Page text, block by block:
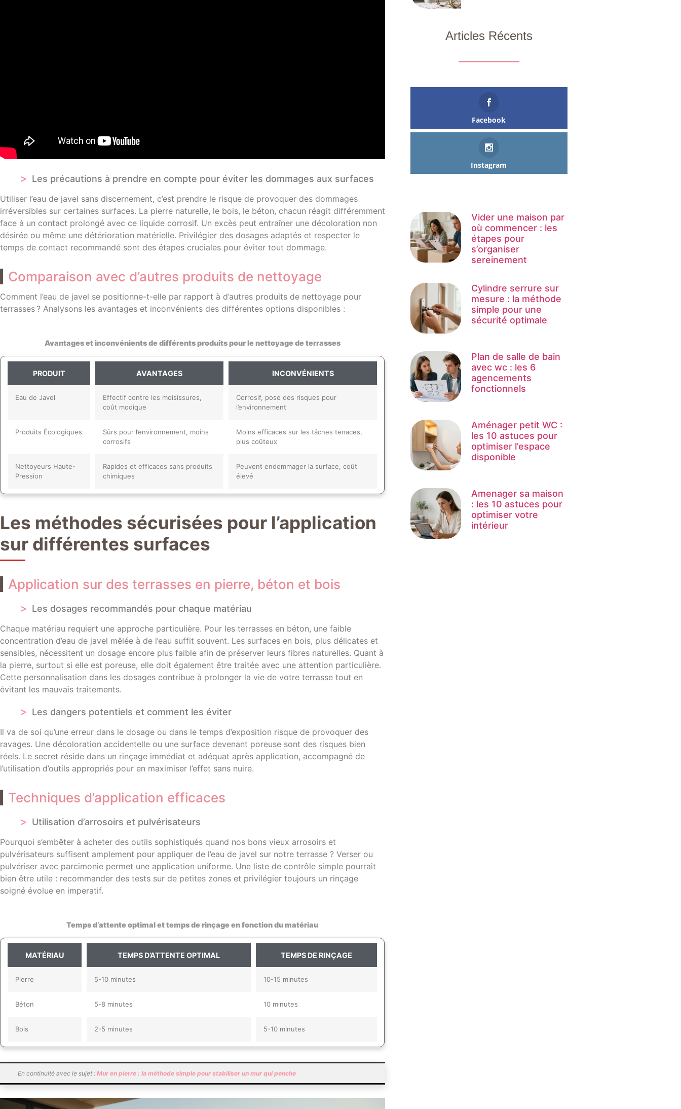
Les précautions à prendre en compte pour éviter les dommages aux surfaces
Utiliser l’eau de javel sans discernement, c’est prendre le risque de provoquer des dommages
irréversibles sur certaines surfaces. La pierre naturelle, le bois, le béton, chacun réagit différemment
face à un contact prolongé avec ce liquide corrosif. Un excès peut entraîner une décoloration non
désirée ou même une détérioration matérielle. Privilégier des dosages adaptés et respecter le
temps de contact recommandé sont des étapes cruciales pour éviter tout dommage.
Comparaison avec d’autres produits de nettoyage
Comment l’eau de javel se positionne-t-elle par rapport à d’autres produits de nettoyage pour
terrasses ? Analysons les avantages et inconvénients des différentes options disponibles :
Avantages et inconvénients de différents produits pour le nettoyage de terrasses
PRODUIT AVANTAGES INCONVÉNIENTS
Eau de Javel
Effectif contre les moisissures,
coût modique
Corrosif, pose des risques pour
l’environnement
Produits Écologiques
Sûrs pour l’environnement, moins
corrosifs
Moins efficaces sur les tâches tenaces,
plus coûteux
Nettoyeurs Haute-
Pression
Rapides et efficaces sans produits
chimiques
Peuvent endommager la surface, coût
élevé
Les méthodes sécurisées pour l’application
sur différentes surfaces
Application sur des terrasses en pierre, béton et bois
Les dosages recommandés pour chaque matériau
Chaque matériau requiert une approche particulière. Pour les terrasses en béton, une faible
concentration d’eau de javel mêlée à de l’eau suffit souvent. Les surfaces en bois, plus délicates et
sensibles, nécessitent un dosage encore plus faible afin de préserver leurs fibres naturelles. Quant à
la pierre, surtout si elle est poreuse, elle doit également être traitée avec une attention particulière.
Cette personnalisation dans les dosages contribue à prolonger la vie de votre terrasse tout en
évitant les mauvais traitements.
Les dangers potentiels et comment les éviter
Il va de soi qu’une erreur dans le dosage ou dans le temps d’exposition risque de provoquer des
ravages. Une décoloration accidentelle ou une surface devenant poreuse sont des risques bien
réels. Le secret réside dans un rinçage immédiat et adéquat après application, accompagné de
l’utilisation d’outils appropriés pour en maximiser l’effet sans nuire.
Techniques d’application efficaces
Utilisation d’arrosoirs et pulvérisateurs
Pourquoi s’embêter à acheter des outils sophistiqués quand nos bons vieux arrosoirs et
pulvérisateurs suffisent amplement pour appliquer de l’eau de javel sur notre terrasse ? Verser ou
pulvériser avec parcimonie permet une application uniforme. Une liste de contrôle simple pourrait
bien être utile : recommander des tests sur de petites zones et privilégier toujours un rinçage
soigné évolue en imperatif.
Temps d’attente optimal et temps de rinçage en fonction du matériau
MATÉRIAU TEMPS D’ATTENTE OPTIMAL TEMPS DE RINÇAGE
Pierre 5-10 minutes 10-15 minutes
Béton 5-8 minutes 10 minutes
Bois 2-5 minutes 5-10 minutes
En continuité avec le sujet : Mur en pierre : la méthode simple pour stabiliser un mur qui penche
Articles Récents
Facebook
Instagram
Vider une maison par
où commencer : les
étapes pour
s’organiser
sereinement
Cylindre serrure sur
mesure : la méthode
simple pour une
sécurité optimale
Plan de salle de bain
avec wc : les 6
agencements
fonctionnels
Aménager petit WC :
les 10 astuces pour
optimiser l’espace
disponible
Amenager sa maison
: les 10 astuces pour
optimiser votre
intérieur